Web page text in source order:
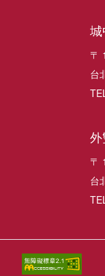
〒
台
〒
台